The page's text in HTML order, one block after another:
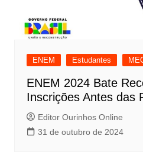
ENEM Estudantes
ENEM 2024 Bate
Inscrições Antes das
Editor Ourinhos Online
31 de outubro de 2024